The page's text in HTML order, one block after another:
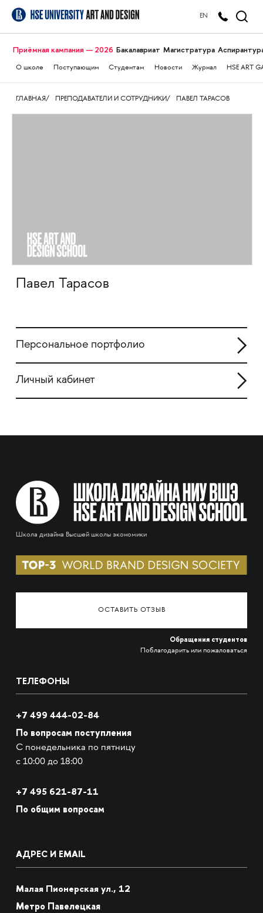
EN
Приёмная кампания — 2026 Бакалавриат Магистратура
О школе Поступающим Студентам Новости Журнал HSE ART
ГЛАВНАЯ ПРЕПОДАВАТЕЛИ И СОТРУДНИКИ ПАВЕЛ ТАРАСОВ
Павел Тарасов
Персональное портфолио
Личный кабинет
Школа дизайна Высшей школы экономики
ОСТАВИТЬ ОТЗЫВ
Обращения студентов
Поблагодарить или пожаловаться
ТЕЛЕФОНЫ
+7 499 444-02-84
По вопросам поступления
С понедельника по пятницу
с 10:00 до 18:00
+7 495 621-87-11
По общим вопросам
АДРЕС И EMAIL
Малая Пионерская ул., 12
Метро Павелецкая